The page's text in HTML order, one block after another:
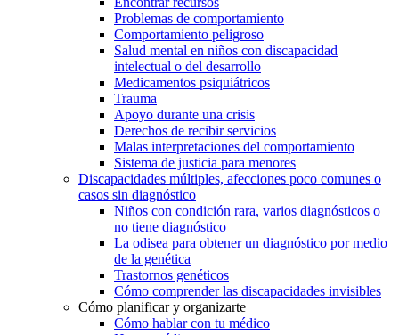
Problemas de comportamiento
Comportamiento peligroso
Salud mental en niños con discapacidad
intelectual o del desarrollo
Medicamentos psiquiátricos
Trauma
Apoyo durante una crisis
Derechos de recibir servicios
Malas interpretaciones del comportamiento
Sistema de justicia para menores
Discapacidades múltiples, afecciones poco comunes o
casos sin diagnóstico
Niños con condición rara, varios diagnósticos o
no tiene diagnóstico
La odisea para obtener un diagnóstico por medio
de la genética
Trastornos genéticos
Cómo comprender las discapacidades invisibles
Cómo planificar y organizarte
Cómo hablar con tu médico